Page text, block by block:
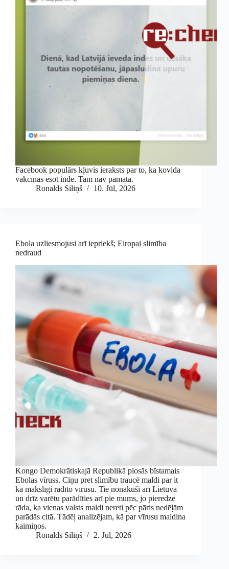
Facebook populārs kļuvis ieraksts par to, ka kovida
vakcīnas esot inde. Tam nav pamata.
Ronalds Siliņš
10. Jūl, 2026
Ebola uzliesmojusi arī iepriekš; Eiropai slimība
nedraud
Kongo Demokrātiskajā Republikā plosās bīstamais
Ebolas vīruss. Cīņu pret slimību traucē maldi par it
kā mākslīgi radīto vīrusu. Tie nonākuši arī Lietuvā
un drīz varētu parādīties arī pie mums, jo pieredze
rāda, ka vienas valsts maldi nereti pēc pāris nedēļām
parādās citā. Tādēļ analizējam, kā par vīrusu maldina
kaimiņos.
Ronalds Siliņš
2. Jūl, 2026